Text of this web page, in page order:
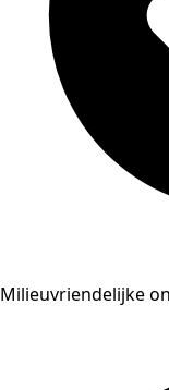
Milieuvriendelijke